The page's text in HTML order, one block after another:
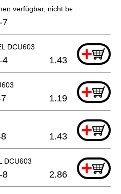
verfügbar, nicht bestellbar
7
DCU603 +
4 1.43
+
1.19
+
1.43
DCU603 +
8 2.86